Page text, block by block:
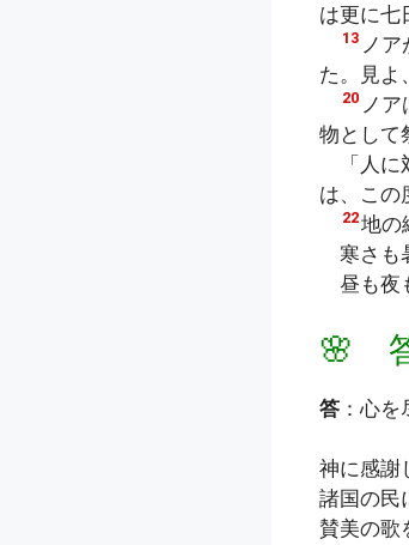
は更に七
13 ノ
た。見よ
20 ノ
物として
「人に
は、この
22地の
寒さも
昼も夜
🌸
答 ：心
神に感謝
諸国の民
賛美の歌